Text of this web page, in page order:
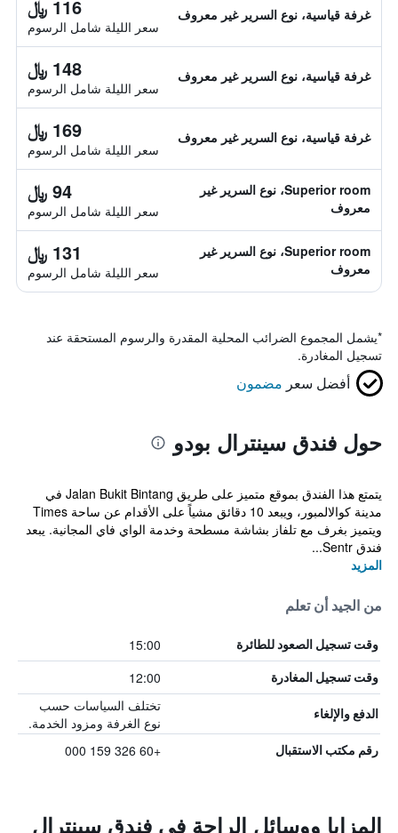
غرفة قياسية، نوع السرير غير معروف 116 ﷼
سعر الليلة شامل الرسوم
غرفة قياسية، نوع السرير غير معروف 148 ﷼
سعر الليلة شامل الرسوم
غرفة قياسية، نوع السرير غير معروف 169 ﷼
سعر الليلة شامل الرسوم
Superior room، نوع السرير غير
معروف
94 ﷼
سعر الليلة شامل الرسوم
Superior room، نوع السرير غير
معروف
131 ﷼
سعر الليلة شامل الرسوم
*يشمل المجموع الضرائب المحلية المقدرة والرسوم المستحقة عند
تسجيل المغادرة.
أفضل سعر مضمون
حول فندق سينترال بودو
يتمتع هذا الفندق بموقع متميز على طريق Jalan Bukit Bintang في
مدينة كوالالمبور، ويبعد 10 دقائق مشياً على الأقدام عن ساحة Times
ويتميز بغرف مع تلفاز بشاشة مسطحة وخدمة الواي فاي المجانية. يبعد
فندق Sentr...
المزيد
من الجيد أن تعلم
وقت تسجيل الصعود للطائرة 15:00
وقت تسجيل المغادرة 12:00
الدفع والإلغاء
تختلف السياسات حسب
نوع الغرفة ومزود الخدمة.
رقم مكتب الاستقبال +60 326 159 000
المزايا ووسائل الراحة في فندق سينترال